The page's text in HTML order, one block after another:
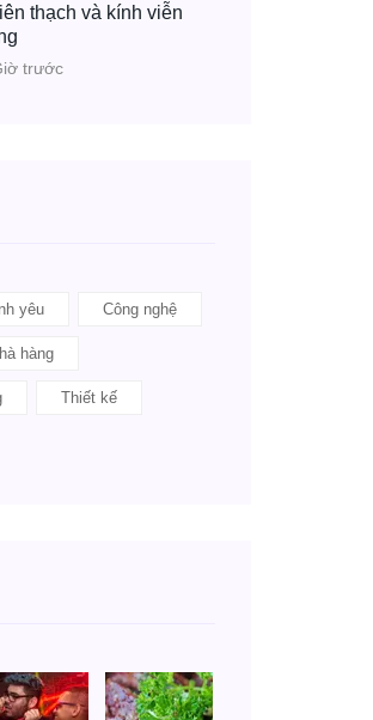
thạch và kính viễn
trước
yêu Công nghệ
hàng
Thiết kế